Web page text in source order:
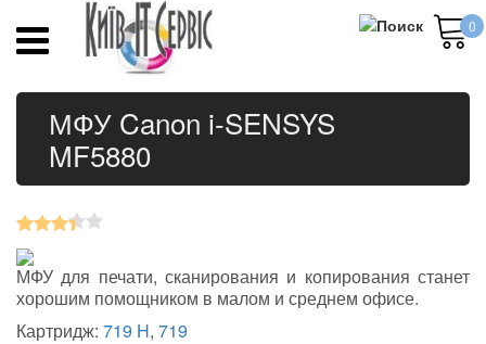
0
МФУ Canon i-SENSYS
MF5880
МФУ для печати, сканирования и копирования станет
хорошим помощником в малом и среднем офисе.
Картридж: 719 H, 719